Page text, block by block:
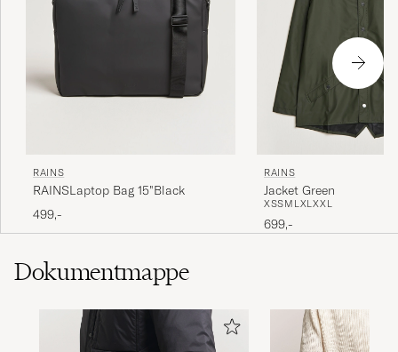
RAINS
RAINSLaptop Bag 15"Black
499,-
RAINS
Jacket Green
XSSM LXLXXL
699,-
Dokumentmappe